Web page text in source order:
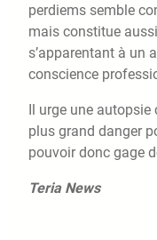
perdiems semble
mais constitue
s’apparentant à un
conscience
Il urge une autopsie
plus grand danger
pouvoir donc gage
Teria News